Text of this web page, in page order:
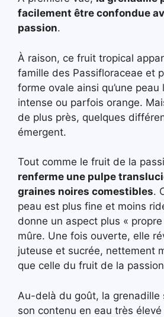
facilement être confondue
passion.
À raison, ce fruit tropical
famille des Passifloraceae et
forme ovale ainsi qu’une peau
intense ou parfois orange.
de plus près, quelques
émergent.
Tout comme le fruit de la
renferme une pulpe
graines noires comestibles.
peau est plus fine et moins
donne un aspect plus « propre
mûre. Une fois ouverte, elle
juteuse et sucrée, nettement
que celle du fruit de la
Au-delà du goût, la grenadille
son contenu en eau très